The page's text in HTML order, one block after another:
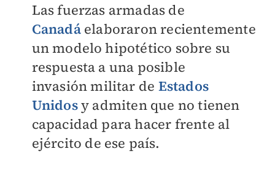
Las fuerzas armadas de
Canadáelaboraron recientemente
un modelo hipotético sobre su
respuesta a una posible
invasión militar de Estados
Unidosy admiten que no tienen
capacidad para hacer frente al
ejército de ese país.